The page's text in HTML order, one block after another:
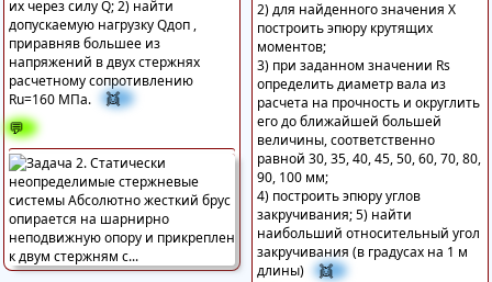
их через силу Q; 2) найти
допускаемую нагрузку Qдоп ,
приравняв большее из
напряжений в двух стержнях
расчетному сопротивлению
Ru=160 МПа.
👯
💬
2) для найденного значения Х
построить эпюру крутящих
моментов;
3) при заданном значении Rs
определить диаметр вала из
расчета на прочность и округлить
его до ближайшей большей
величины, соответственно
равной 30, 35, 40, 45, 50, 60, 70, 80,
90, 100 мм;
4) построить эпюру углов
закручивания; 5) найти
наибольший относительный угол
закручивания (в градусах на 1 м
длины)
👯